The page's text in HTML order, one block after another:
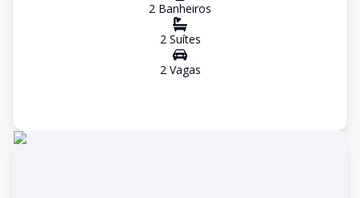
2 Banheiros
2Suítes
2Vagas